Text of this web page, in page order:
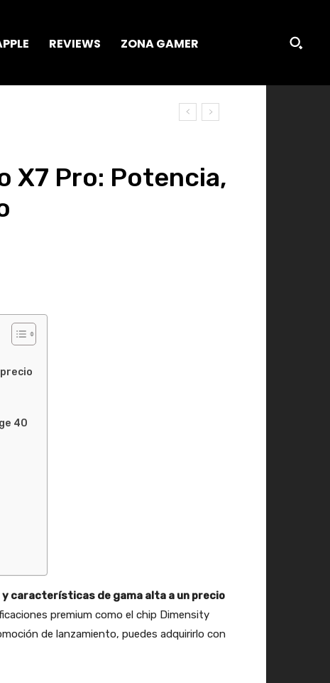
REVIEWS ZONA GAMER
X7 Pro: Potencia,
40
y características de gama alta a un precio
premium como el chip Dimensity
de lanzamiento, puedes adquirirlo con